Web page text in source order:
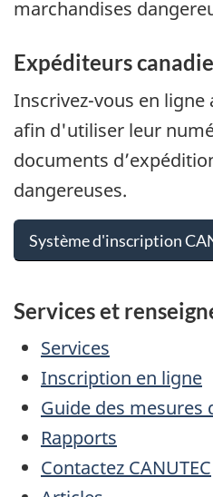
marchandises
Expéditeurs
Inscrivez-vous en ligne
afin d'utiliser leur
documents
dangereuses.
Système d'inscription
Services et
Services
Inscription en ligne
Guide des mesures
Rapports
Contactez CANUTEC